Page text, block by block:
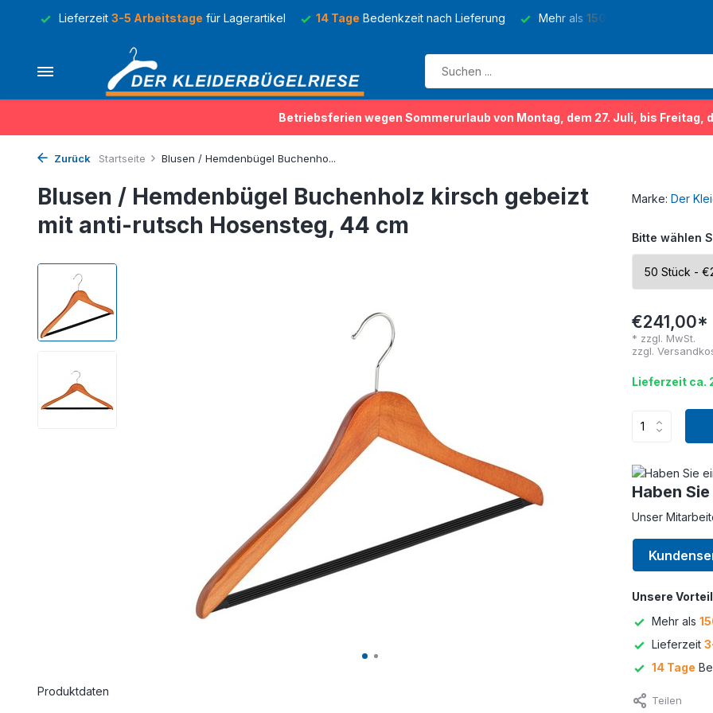
Lieferzeit 3-5 Arbeitstage für Lagerartikel 14 Tage Bedenkzeit nach Lieferung Mehr als 150 Sorten
Betriebsferien wegen Sommerurlaub von Montag, dem 27. Juli, bis Freitag,
Zurück Startseite Blusen / Hemdenbügel Buchenho...
Blusen / Hemdenbügel Buchenholz kirsch gebeizt
mit anti-rutsch Hosensteg, 44 cm
Produktdaten
Marke: Der
Bitte wählen
€241,00*
* zzgl. MwSt.
zzgl.
Lieferzeit ca.
Haben
Unser
Unsere
Mehr als
Lieferzeit
14 Tage
Teilen